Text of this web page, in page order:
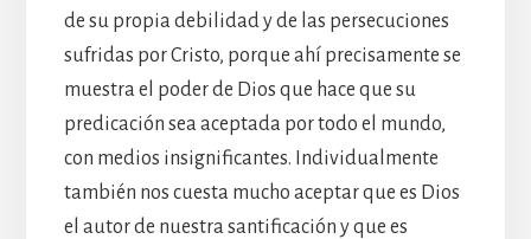
de su propia debilidad y de las persecuciones
sufridas por Cristo, porque ahí precisamente se
muestra el poder de Dios que hace que su
predicación sea aceptada por todo el mundo,
con medios insignificantes. Individualmente
también nos cuesta mucho aceptar que es Dios
el autor de nuestra santificación y que es